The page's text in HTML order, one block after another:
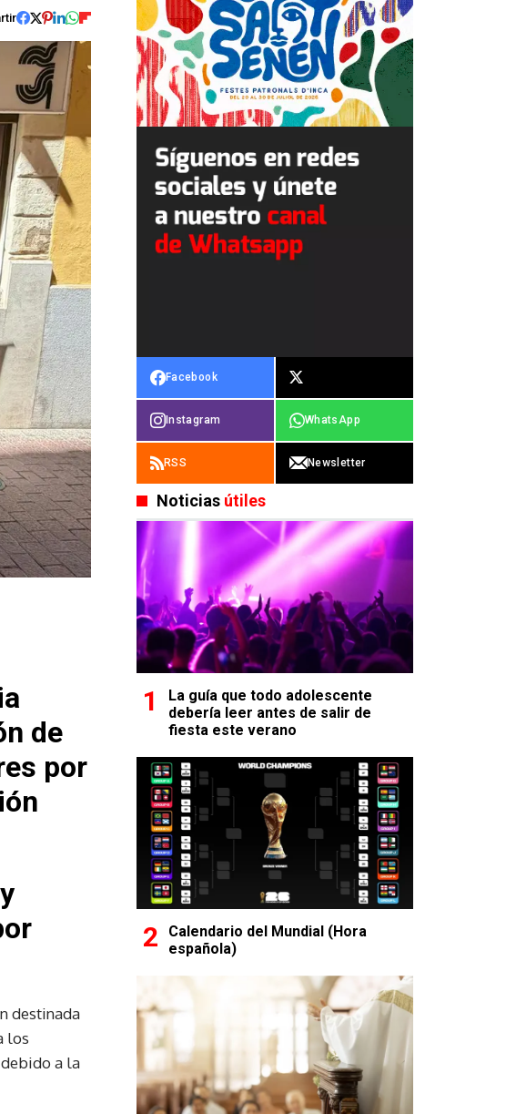
de
por
destinada
los
a la
Facebook
Instagram WhatsApp
RSS Newsletter
Noticias útiles
La guía que todo adolescente
debería leer antes de salir de
fiesta este verano
Calendario del Mundial (Hora
española)